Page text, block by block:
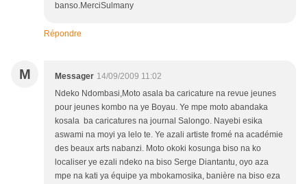
banso.MerciSulmany
Répondre
M Messager 14/09/2009 11:02
Ndeko Ndombasi,Moto asala ba caricature na revue jeunes
pour jeunes kombo na ye Boyau. Ye mpe moto abandaka
kosala ba caricatures na journal Salongo. Nayebi esika
aswami na moyi ya lelo te. Ye azali artiste fromé na académie
des beaux arts nabanzi. Moto okoki kosunga biso na ko
localiser ye ezali ndeko na biso Serge Diantantu, oyo aza
mpe na kati ya équipe ya mbokamosika, banière na biso eza